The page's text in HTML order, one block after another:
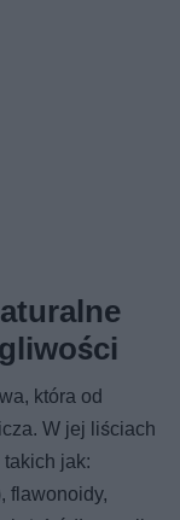
która od
W jej liściach
jak:
flawonoidy,